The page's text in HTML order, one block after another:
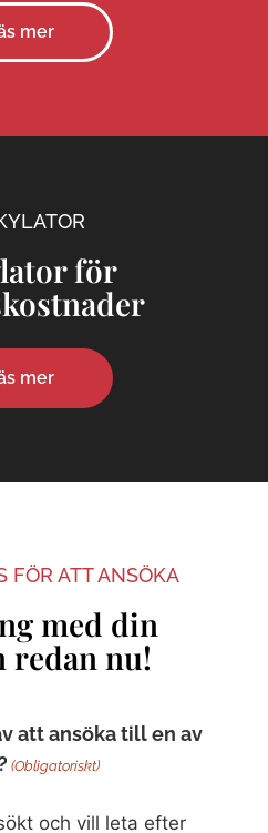
mer
för
mer
FÖR ATT ANSÖKA
med din
redan nu!
att ansöka till en av
(Obligatoriskt)
och vill leta efter